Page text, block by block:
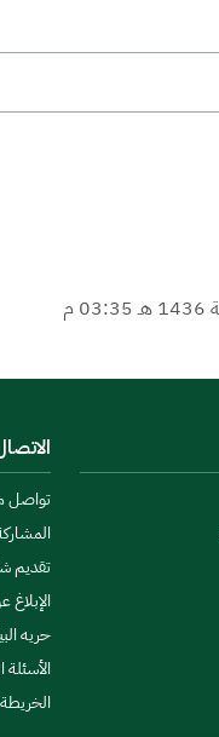
تواصل
تقديم
حريه